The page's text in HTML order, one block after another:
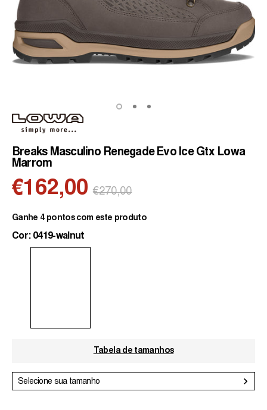
Breaks Masculino Renegade Evo Ice Gtx Lowa
Marrom
€162,00
Preço
€270,00
Ganhe 4 pontos com este produto
Cor: 0419-walnut
Tabela de tamanhos
Selecione sua tamanho